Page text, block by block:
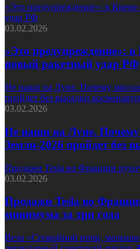
«Это предупреждение»: в
удар РФ
03.02.2026
«Это предупреждение»: в
новый ракетный удар РФ
Не наши на Луне. Почему
пройдет без высадки
03.02.2026
Не наши на Луне. Почему
Земли-2026 пройдет без
Продажи Tesla во Франции
03.02.2026
Продажи Tesla во
минимума за три года
Вела «Спокойной ночи,